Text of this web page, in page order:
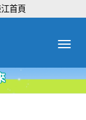
首頁
Toggle